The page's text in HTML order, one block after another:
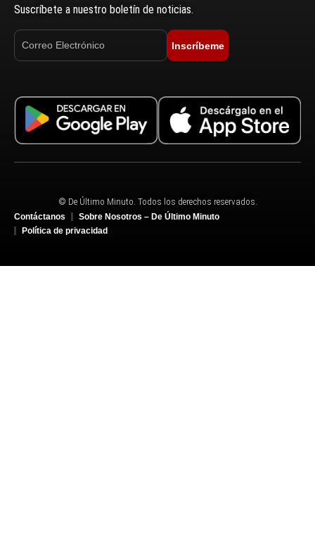
Suscríbete a nuestro boletín de noticias.
Inscríbeme
© De Último Minuto. Todos los derechos reservados.
Contáctanos
Sobre Nosotros – De Último Minuto
Política de privacidad